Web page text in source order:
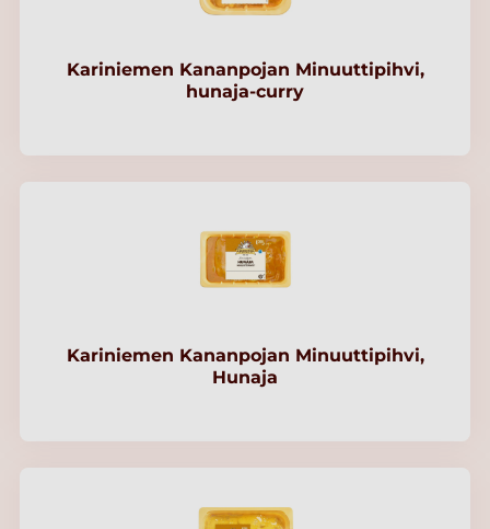
Kariniemen Kananpojan Minuuttipihvi,
hunaja-curry
Kariniemen Kananpojan Minuuttipihvi,
Hunaja